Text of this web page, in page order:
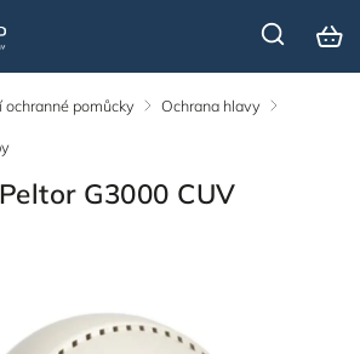
ochranné pomůcky / Ochrana hlavy /
G3000 CUV